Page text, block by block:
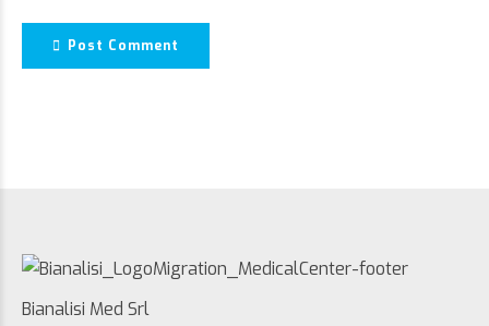
Post Comment
Bianalisi Med Srl